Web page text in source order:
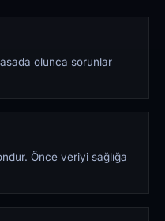
olunca sorunlar
Önce veriyi sağlığa